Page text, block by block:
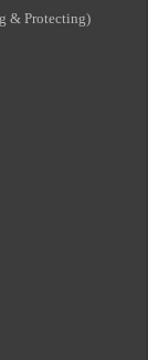
& Protecting)